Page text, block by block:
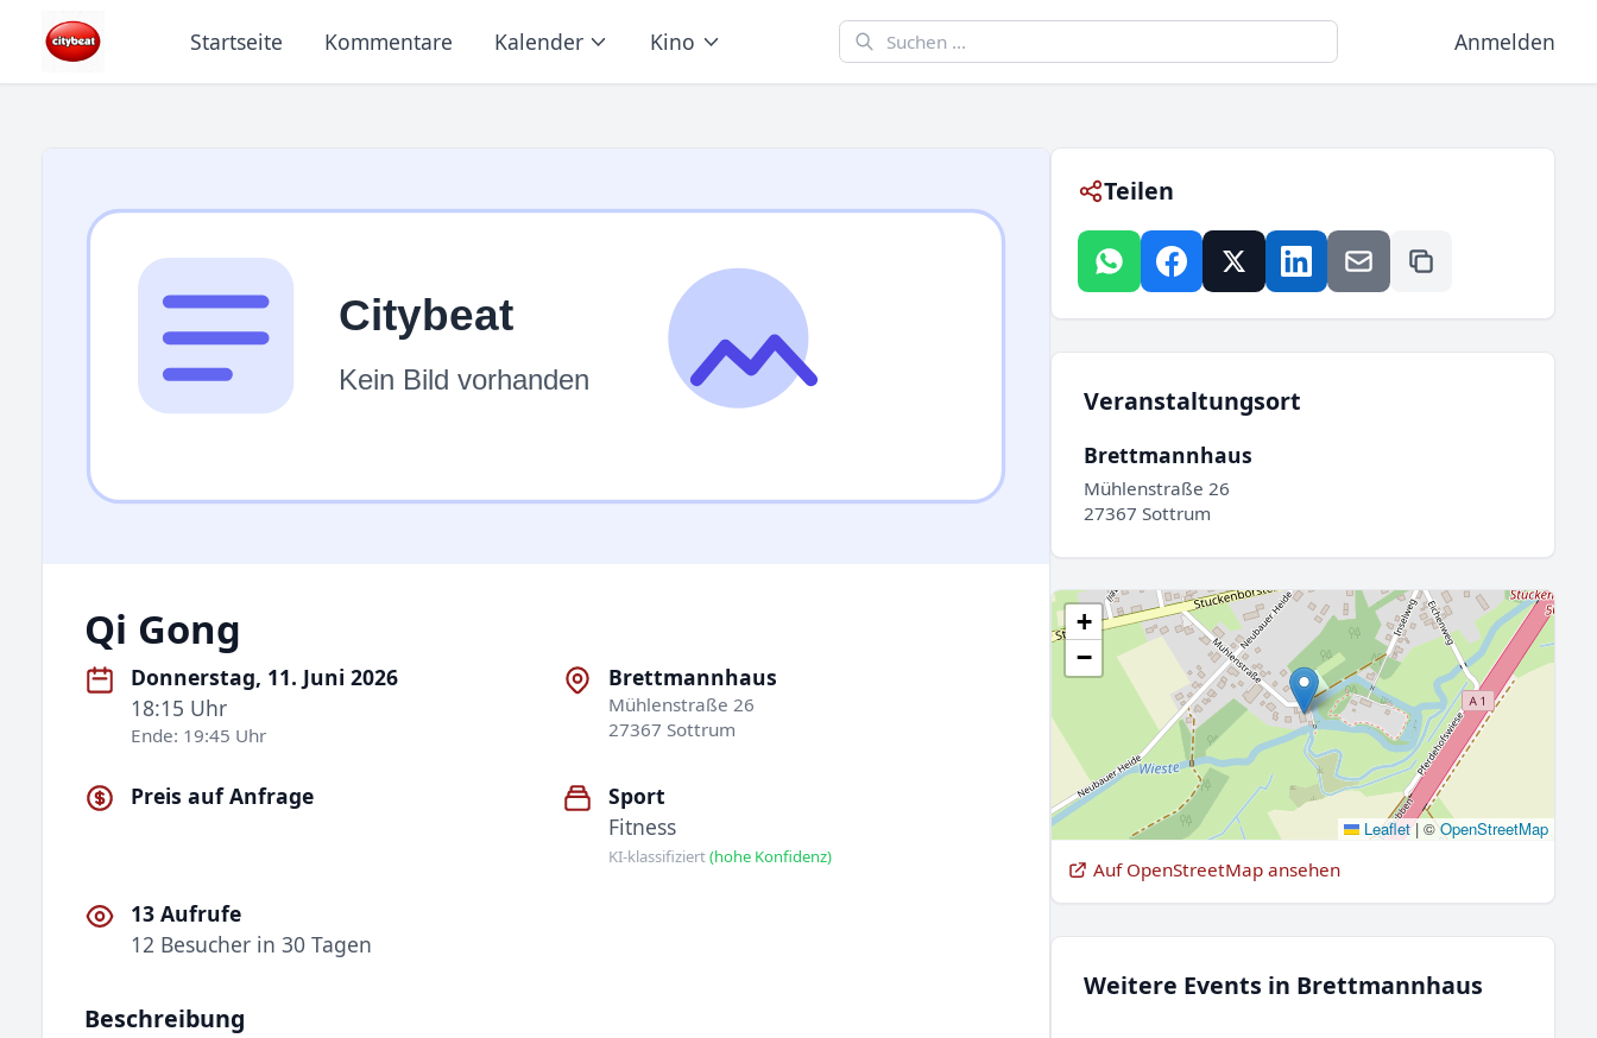
Startseite Kommentare Kalender Kino Anmelden
Qi Gong
Donnerstag, 11. Juni 2026
18:15 Uhr
Ende: 19:45 Uhr
Brettmannhaus
Mühlenstraße 26
27367 Sottrum
Preis auf Anfrage
Sport
Fitness
KI-klassifiziert(hohe Konfidenz)
13 Aufrufe
12 Besucher in 30 Tagen
Beschreibung
Teilen
Veranstaltungsort
Brettmannhaus
Mühlenstraße 26
27367 Sottrum
+
−
Leaflet |©OpenStreetMap
Auf OpenStreetMap ansehen
Weitere Events in Brettmannhaus